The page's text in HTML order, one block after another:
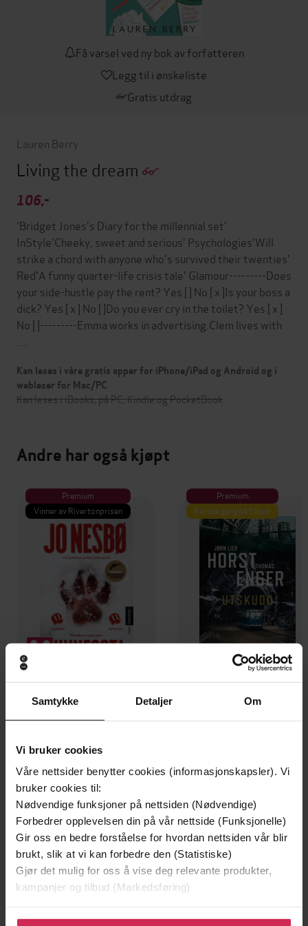
Samtykke Detaljer Om
Vi bruker cookies
Våre nettsider benytter cookies (informasjonskapsler). Vi
bruker cookies til:
Nødvendige funksjoner på nettsiden (Nødvendige)
Forbedrer opplevelsen din på vår nettside (Funksjonelle)
Gir oss en bedre forståelse for hvordan nettsiden vår blir
brukt, slik at vi kan forbedre den (Statistiske)
Gjør det mulig for oss å vise deg relevante produkter,
kampanjer og tilbud (Markedsføring)
Klikk på «Godta alle» for å gi oss ditt samtykke til å
Få varsel ved ny bok av forfatteren
Legg til i ønskeliste
Gratis utdrag
Lauren Berry
Living the dream
106,-
'Bridget Jones's Diary for the millennial set'
InStyle'Cheeky, sweet and serious' Psychologies'Will
strike a chord with anyone who's survived their twenties'
Red'A funny quarter-life crisis tale' Glamour---------Does
your side-hustle pay the rent? Yes [ ] No [ x ]Is your boss a
dick? Yes [ x ] No [ ]Do you ever cry in the toilet? Yes [ x ]
No [ ]---------Emma works in advertising.Clem lives with
Kan leses i våre gratis apper for iPhone/iPad og Android og i
webleser for Mac/PC
Kan leses i iBooks, på PC, Kindle og PocketBook
Andre har også kjøpt
Premium
Vinner av Rivertonprisen
199,-
Minnesota
EBOK
Premium
Første gang på tilbud
349,-
Utskudd
Undertittel A millennial tale about friendship, creative
jobs and a quarter-life crisis
Forfattere Lauren Berry(forfatter)